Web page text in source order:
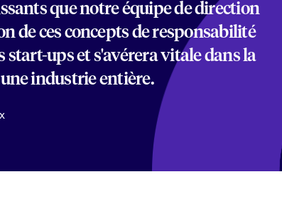
que notre équipe de direction
de ces concepts de responsabilité
start-ups et s'avérera vitale dans la
industrie entière.